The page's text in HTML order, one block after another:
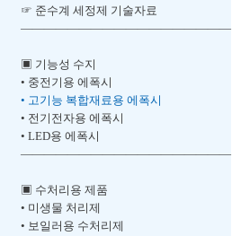
☞ 준수계 세정제 기술자료
――――――――――――――――――
▣ 기능성 수지
• 중전기용 에폭시
• 고기능 복합재료용 에폭시
• 전기전자용 에폭시
• LED용 에폭시
――――――――――――――――――
▣ 수처리용 제품
• 미생물 처리제
• 보일러용 수처리제